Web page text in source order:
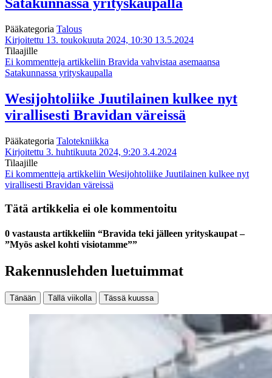
Satakunnassa yrityskaupalla
Pääkategoria Talous
Kirjoitettu 13. toukokuuta 2024, 10:30 13.5.2024
Tilaajille
Ei kommentteja artikkeliin Bravida vahvistaa asemaansa
Satakunnassa yrityskaupalla
Wesijohtoliike Juutilainen kulkee nyt
virallisesti Bravidan väreissä
Pääkategoria Talotekniikka
Kirjoitettu 3. huhtikuuta 2024, 9:20 3.4.2024
Tilaajille
Ei kommentteja artikkeliin Wesijohtoliike Juutilainen kulkee nyt
virallisesti Bravidan väreissä
Tätä artikkelia ei ole kommentoitu
0 vastausta artikkeliin “Bravida teki jälleen yrityskaupat –
”Myös askel kohti visiotamme””
Rakennuslehden luetuimmat
Tänään Tällä viikolla Tässä kuussa